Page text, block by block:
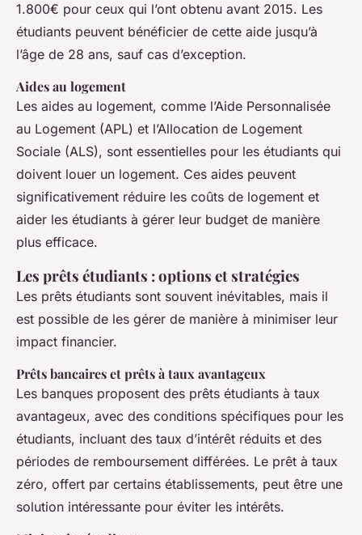
1.800€ pour ceux qui l’ont obtenu avant 2015. Les
étudiants peuvent bénéficier de cette aide jusqu’à
l’âge de 28 ans, sauf cas d’exception.
Aides au logement
Les aides au logement, comme l’Aide Personnalisée
au Logement (APL) et l’Allocation de Logement
Sociale (ALS), sont essentielles pour les étudiants qui
doivent louer un logement. Ces aides peuvent
significativement réduire les coûts de logement et
aider les étudiants à gérer leur budget de manière
plus efficace.
Les prêts étudiants : options et stratégies
Les prêts étudiants sont souvent inévitables, mais il
est possible de les gérer de manière à minimiser leur
impact financier.
Prêts bancaires et prêts à taux avantageux
Les banques proposent des prêts étudiants à taux
avantageux, avec des conditions spécifiques pour les
étudiants, incluant des taux d’intérêt réduits et des
périodes de remboursement différées. Le prêt à taux
zéro, offert par certains établissements, peut être une
solution intéressante pour éviter les intérêts.